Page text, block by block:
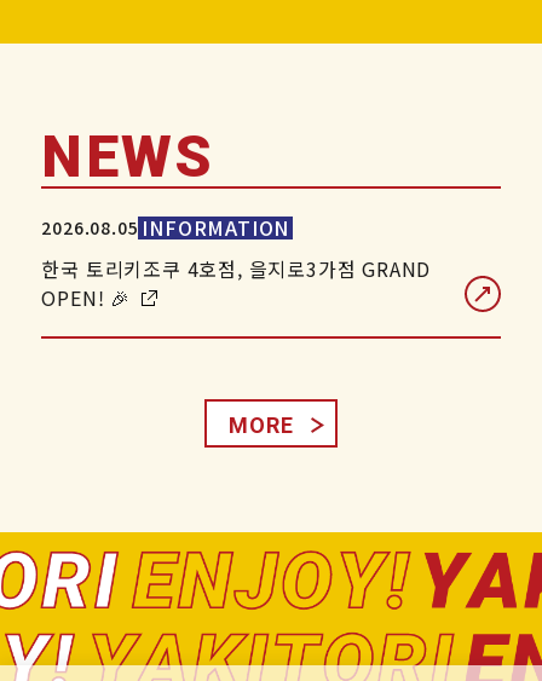
NEWS
2026.08.05 INFORMATION
한국 토리키조쿠 4호점, 을지로3가점 GRAND
OPEN! 🎉
MORE